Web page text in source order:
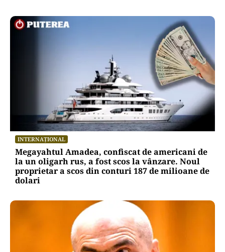
INTERNAȚIONAL
Megayahtul Amadea, confiscat de americani de
la un oligarh rus, a fost scos la vânzare. Noul
proprietar a scos din conturi 187 de milioane de
dolari